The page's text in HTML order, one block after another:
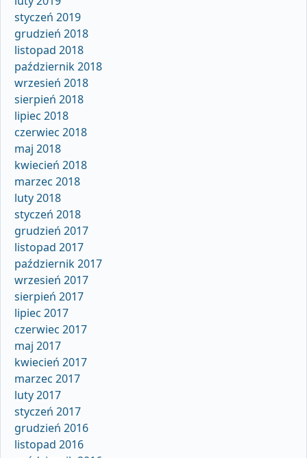
styczeń 2019
grudzień 2018
listopad 2018
październik 2018
wrzesień 2018
sierpień 2018
lipiec 2018
czerwiec 2018
maj 2018
kwiecień 2018
marzec 2018
luty 2018
styczeń 2018
grudzień 2017
listopad 2017
październik 2017
wrzesień 2017
sierpień 2017
lipiec 2017
czerwiec 2017
maj 2017
kwiecień 2017
marzec 2017
luty 2017
styczeń 2017
grudzień 2016
listopad 2016